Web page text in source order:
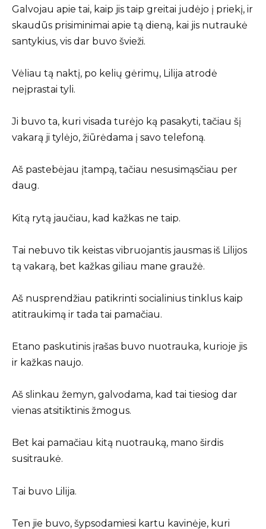
Galvojau apie tai, kaip jis taip greitai judėjo į priekį, ir
skaudūs prisiminimai apie tą dieną, kai jis nutraukė
santykius, vis dar buvo švieži.
Vėliau tą naktį, po kelių gėrimų, Lilija atrodė
neįprastai tyli.
Ji buvo ta, kuri visada turėjo ką pasakyti, tačiau šį
vakarą ji tylėjo, žiūrėdama į savo telefoną.
Aš pastebėjau įtampą, tačiau nesusimąsčiau per
daug.
Kitą rytą jaučiau, kad kažkas ne taip.
Tai nebuvo tik keistas vibruojantis jausmas iš Lilijos
tą vakarą, bet kažkas giliau mane graužė.
Aš nusprendžiau patikrinti socialinius tinklus kaip
atitraukimą ir tada tai pamačiau.
Etano paskutinis įrašas buvo nuotrauka, kurioje jis
ir kažkas naujo.
Aš slinkau žemyn, galvodama, kad tai tiesiog dar
vienas atsitiktinis žmogus.
Bet kai pamačiau kitą nuotrauką, mano širdis
susitraukė.
Tai buvo Lilija.
Ten jie buvo, šypsodamiesi kartu kavinėje, kuri